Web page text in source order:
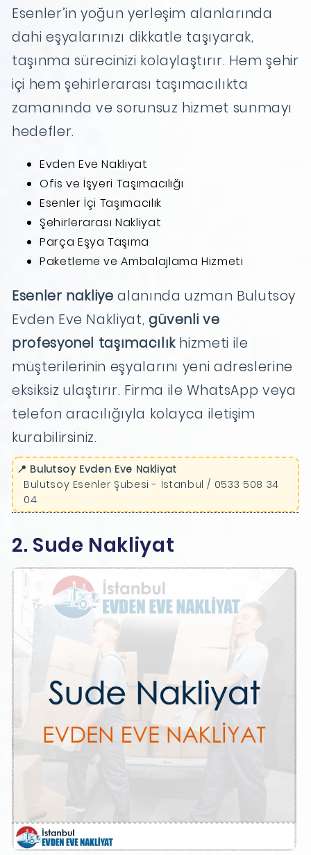
Esenler’in yoğun yerleşim alanlarında
dahi eşyalarınızı dikkatle taşıyarak,
taşınma sürecinizi kolaylaştırır. Hem şehir
içi hem şehirlerarası taşımacılıkta
zamanında ve sorunsuz hizmet sunmayı
hedefler.
Evden Eve Nakliyat
Ofis ve İşyeri Taşımacılığı
Esenler İçi Taşımacılık
Şehirlerarası Nakliyat
Parça Eşya Taşıma
Paketleme ve Ambalajlama Hizmeti
Esenler nakliye alanında uzman Bulutsoy
Evden Eve Nakliyat, güvenli ve
profesyonel taşımacılıkhizmeti ile
müşterilerinin eşyalarını yeni adreslerine
eksiksiz ulaştırır. Firma ile WhatsApp veya
telefon aracılığıyla kolayca iletişim
kurabilirsiniz.
📍 Bulutsoy Evden Eve Nakliyat
Bulutsoy Esenler Şubesi - İstanbul / 0533 508 34
04
2. Sude Nakliyat